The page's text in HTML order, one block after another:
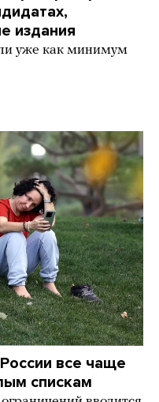
издания
уже как минимум
все чаще
спискам